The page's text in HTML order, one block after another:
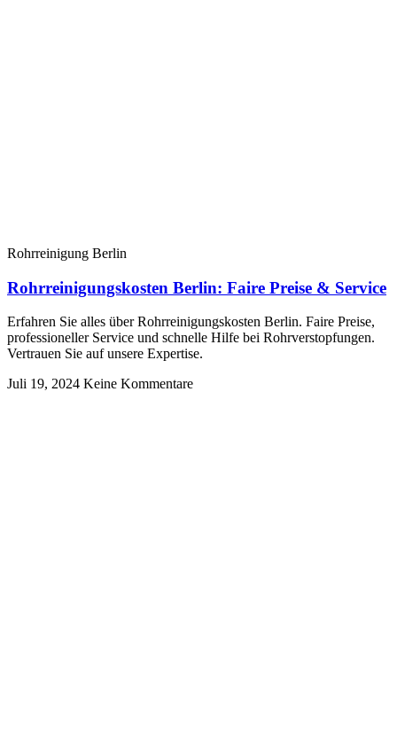
Rohrreinigung Berlin
Rohrreinigungskosten Berlin: Faire Preise & Service
Erfahren Sie alles über Rohrreinigungskosten Berlin. Faire Preise,
professioneller Service und schnelle Hilfe bei Rohrverstopfungen.
Vertrauen Sie auf unsere Expertise.
Juli 19, 2024 Keine Kommentare